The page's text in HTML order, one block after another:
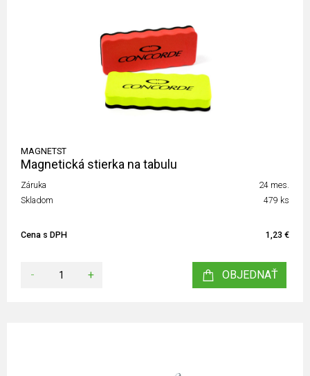
MAGNETST
Magnetická stierka na tabulu
Záruka
24 mes.
Skladom
479 ks
Cena s DPH 1,23 €
- + OBJEDNAŤ